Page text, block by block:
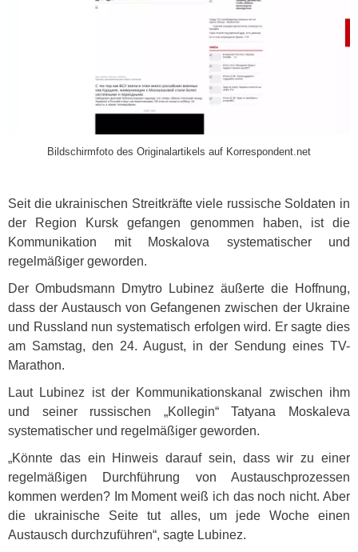
Bildschirmfoto des Originalartikels auf Korrespondent.net
Seit die ukrainischen Streitkräfte viele russische Soldaten in
der Region Kursk gefangen genommen haben, ist die
Kommunikation mit Moskalova systematischer und
regelmäßiger geworden.
Der Ombudsmann Dmytro Lubinez äußerte die Hoffnung,
dass der Austausch von Gefangenen zwischen der Ukraine
und Russland nun systematisch erfolgen wird. Er sagte dies
am Samstag, den 24. August, in der Sendung eines TV-
Marathon.
Laut Lubinez ist der Kommunikationskanal zwischen ihm
und seiner russischen „Kollegin“ Tatyana Moskaleva
systematischer und regelmäßiger geworden.
„Könnte das ein Hinweis darauf sein, dass wir zu einer
regelmäßigen Durchführung von Austauschprozessen
kommen werden? Im Moment weiß ich das noch nicht. Aber
die ukrainische Seite tut alles, um jede Woche einen
Austausch durchzuführen“, sagte Lubinez.